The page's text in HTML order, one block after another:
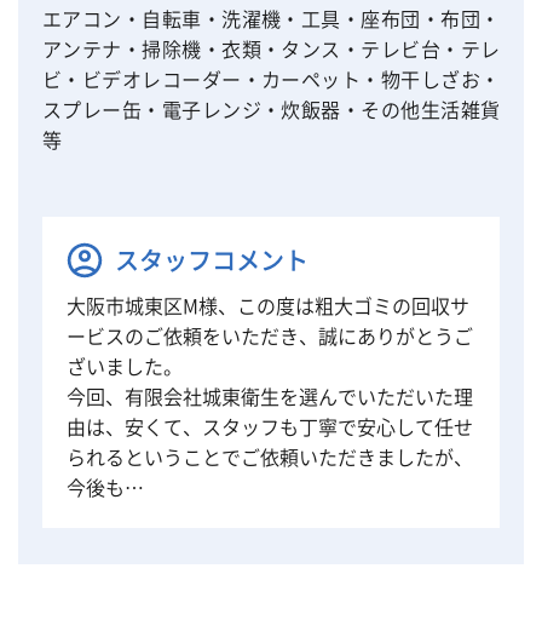
エアコン・自転車・洗濯機・工具・座布団・布団・
アンテナ・掃除機・衣類・タンス・テレビ台・テレ
ビ・ビデオレコーダー・カーペット・物干しざお・
スプレー缶・電子レンジ・炊飯器・その他生活雑貨
等
スタッフコメント
大阪市城東区M様、この度は粗大ゴミの回収サ
ービスのご依頼をいただき、誠にありがとうご
ざいました。
今回、有限会社城東衛生を選んでいただいた理
由は、安くて、スタッフも丁寧で安心して任せ
られるということでご依頼いただきましたが、
今後も…